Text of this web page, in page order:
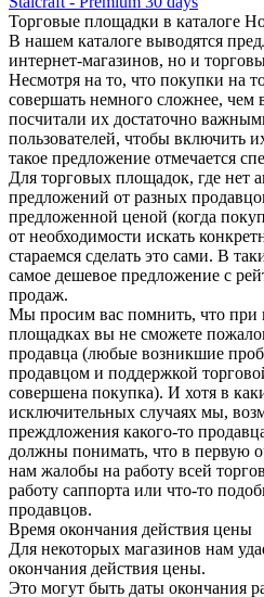
Торговые площадки в каталоге
В нашем каталоге выводятся
интернет-магазинов, но и
Несмотря на то, что покупки на
совершать немного сложнее, чем
посчитали их достаточно
пользователей, чтобы включить
такое предложение отмечается
Для торговых площадок, где нет
предложений от разных
предложенной ценой (когда
от необходимости искать
стараемся сделать это сами. В
самое дешевое предложение с
продаж.
Мы просим вас помнить, что при
площадках вы не сможете
продавца (любые возникшие
продавцом и поддержкой
совершена покупка). И хотя в
исключительных случаях мы,
преждложения какого-то
должны понимать, что в первую
нам жалобы на работу всей
работу саппорта или что-то
продавцов.
Время окончания действия цены
Для некоторых магазинов нам
окончания действия цены.
Это могут быть даты окончания